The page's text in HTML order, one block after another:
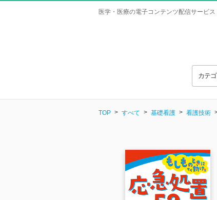
医学・医療の電子コンテンツ配信サービス
カテ
TOP すべて 基礎看護 看護技術